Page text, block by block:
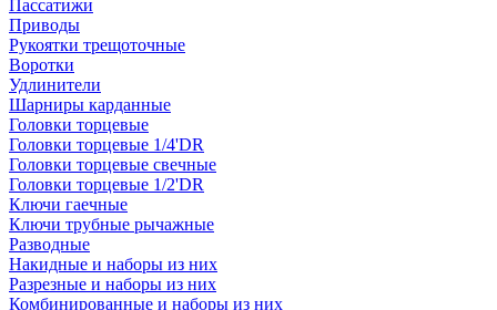
Пассатижи
Приводы
Рукоятки трещоточные
Воротки
Удлинители
Шарниры карданные
Головки торцевые
Головки торцевые 1/4'DR
Головки торцевые свечные
Головки торцевые 1/2'DR
Ключи гаечные
Ключи трубные рычажные
Разводные
Накидные и наборы из них
Разрезные и наборы из них
Комбинированные и наборы из них